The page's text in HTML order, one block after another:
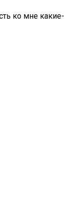
ко мне какие-